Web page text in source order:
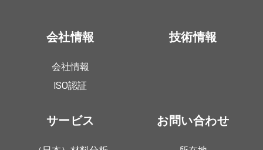
会社情報
会社情報
ISO認証
技術情報
サービス お問い合わせ